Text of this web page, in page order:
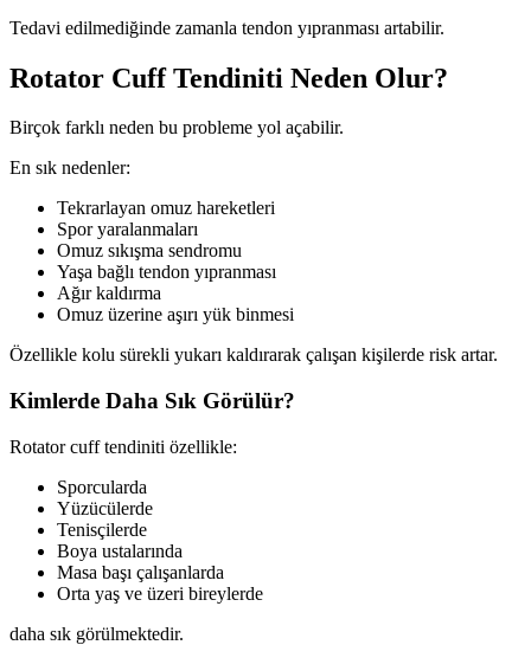
Tedavi edilmediğinde zamanla tendon yıpranması artabilir.
Rotator Cuff Tendiniti Neden Olur?
Birçok farklı neden bu probleme yol açabilir.
En sık nedenler:
Tekrarlayan omuz hareketleri
Spor yaralanmaları
Omuz sıkışma sendromu
Yaşa bağlı tendon yıpranması
Ağır kaldırma
Omuz üzerine aşırı yük binmesi
Özellikle kolu sürekli yukarı kaldırarak çalışan kişilerde risk artar.
Kimlerde Daha Sık Görülür?
Rotator cuff tendiniti özellikle:
Sporcularda
Yüzücülerde
Tenisçilerde
Boya ustalarında
Masa başı çalışanlarda
Orta yaş ve üzeri bireylerde
daha sık görülmektedir.